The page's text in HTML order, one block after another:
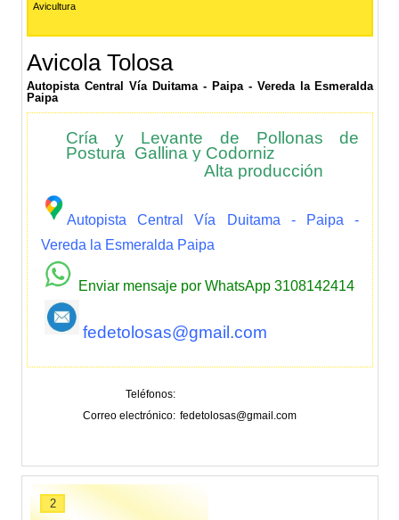
Avicultura
Avicola Tolosa
Autopista Central Vía Duitama - Paipa - Vereda la Esmeralda
Paipa
Cría y Levante de Pollonas de
Postura Gallina y Codorniz
Alta producción
Autopista Central Vía Duitama - Paipa -
Vereda la Esmeralda Paipa
Enviar mensaje por WhatsApp 3108142414
fedetolosas@gmail.com
Teléfonos
Correo electrónico
fedetolosas@gmail.com
2